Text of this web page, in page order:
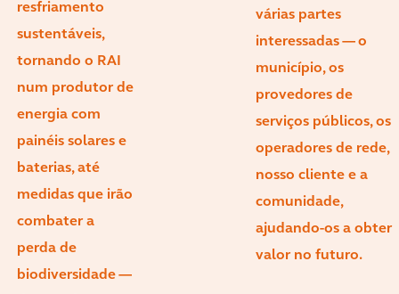
resfriamento
sustentáveis,
tornando o RAI
num produtor de
energia com
painéis solares e
baterias, até
medidas que irão
combater a
perda de
biodiversidade —
várias partes
interessadas — o
município, os
provedores de
serviços públicos, os
operadores de rede,
nosso cliente e a
comunidade,
ajudando-os a obter
valor no futuro.